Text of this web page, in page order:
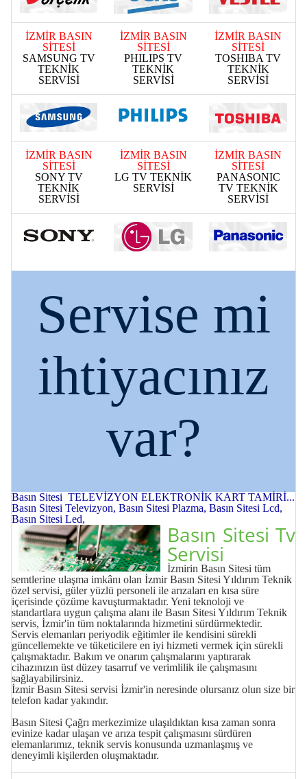
İZMİR BASIN
SİTESİ
SAMSUNG TV
TEKNİK
SERVİSİ
İZMİR BASIN
SİTESİ
PHILIPS TV
TEKNİK
SERVİSİ
İZMİR BASIN
SİTESİ
TOSHIBA TV
TEKNİK
SERVİSİ
İZMİR BASIN
SİTESİ
SONY TV
TEKNİK
SERVİSİ
İZMİR BASIN
SİTESİ
LG TV TEKNİK
SERVİSİ
İZMİR BASIN
SİTESİ
PANASONIC
TV TEKNİK
SERVİSİ
Servise mi
ihtiyacınız
var?
Basın Sitesi TELEVİZYON ELEKTRONİK KART TAMİRİ...
Basın Sitesi Televizyon, Basın Sitesi Plazma, Basın Sitesi Lcd,
Basın Sitesi Led,
Basın Sitesi Tv
Servisi
İzmirin Basın Sitesi tüm
semtlerine ulaşma imkânı olan İzmir Basın Sitesi Yıldırım Teknik
özel servisi, güler yüzlü personeli ile arızaları en kısa süre
içerisinde çözüme kavuşturmaktadır. Yeni teknoloji ve
standartlara uygun çalışma alanı ile Basın Sitesi Yıldırım Teknik
servis, İzmir'in tüm noktalarında hizmetini sürdürmektedir.
Servis elemanları periyodik eğitimler ile kendisini sürekli
güncellemekte ve tüketicilere en iyi hizmeti vermek için sürekli
çalışmaktadır. Bakım ve onarım çalışmalarını yaptırarak
cihazınızın üst düzey tasarruf ve verimlilik ile çalışmasını
sağlayabilirsiniz.
İzmir Basın Sitesi servisi İzmir'in neresinde olursanız olun size bir
telefon kadar yakındır.
Basın Sitesi Çağrı merkezimize ulaşıldıktan kısa zaman sonra
evinize kadar ulaşan ve arıza tespit çalışmasını sürdüren
elemanlarımız, teknik servis konusunda uzmanlaşmış ve
deneyimli kişilerden oluşmaktadır.